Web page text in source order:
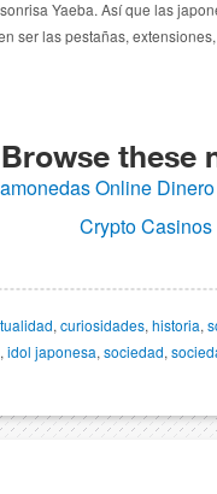
Yaeba. Así que las
ser las pestañas,
Browse these
Online
Crypto Casinos
, curiosidades, historia,
, idol japonesa, sociedad,